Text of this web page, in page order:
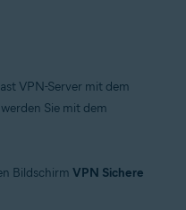
VPN-Server mit dem
Sie mit dem
Bildschirm VPN Sichere